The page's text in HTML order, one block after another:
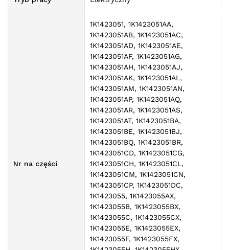
Nr na części
1K1423051, 1K1423051AA,
1K1423051AB, 1K1423051AC,
1K1423051AD, 1K1423051AE,
1K1423051AF, 1K1423051AG,
1K1423051AH, 1K1423051AJ,
1K1423051AK, 1K1423051AL,
1K1423051AM, 1K1423051AN,
1K1423051AP, 1K1423051AQ,
1K1423051AR, 1K1423051AS,
1K1423051AT, 1K1423051BA,
1K1423051BE, 1K1423051BJ,
1K1423051BQ, 1K1423051BR,
1K1423051CD, 1K1423051CG,
1K1423051CH, 1K1423051CL,
1K1423051CM, 1K1423051CN,
1K1423051CP, 1K1423051DC,
1K1423055, 1K1423055AX,
1K1423055B, 1K1423055BX,
1K1423055C, 1K1423055CX,
1K1423055E, 1K1423055EX,
1K1423055F, 1K1423055FX,